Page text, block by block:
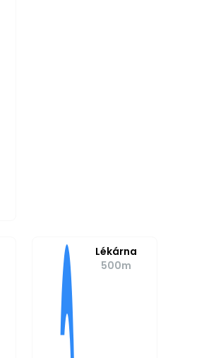
Lékárna
500m